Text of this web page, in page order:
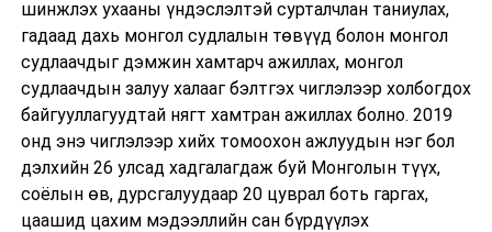
шинжлэх ухааны үндэслэлтэй сурталчлан таниулах,
гадаад дахь монгол судлалын төвүүд болон монгол
судлаачдыг дэмжин хамтарч ажиллах, монгол
судлаачдын залуу халааг бэлтгэх чиглэлээр холбогдох
байгууллагуудтай нягт хамтран ажиллах болно. 2019
онд энэ чиглэлээр хийх томоохон ажлуудын нэг бол
дэлхийн 26 улсад хадгалагдаж буй Монголын түүх,
соёлын өв, дурсгалуудаар 20 цуврал боть гаргах,
цаашид цахим мэдээллийн сан бүрдүүлэх